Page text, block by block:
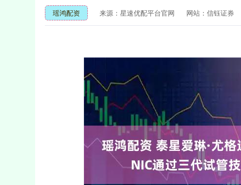
瑶鸿配资 来源：星速优配平台官网 网站：信钰证券